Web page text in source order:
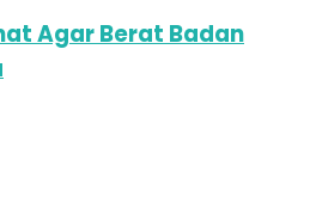
Agar Berat Badan